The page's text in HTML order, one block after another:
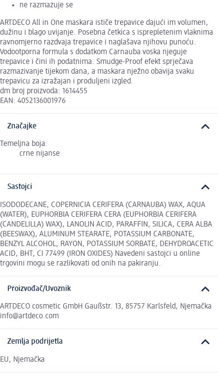
ne razmazuje se
ARTDECO All in One maskara ističe trepavice dajući im volumen,
dužinu i blago uvijanje. Posebna četkica s isprepletenim vlaknima
ravnomjerno razdvaja trepavice i naglašava njihovu punoću.
Vodootporna formula s dodatkom Carnauba voska njeguje
trepavice i čini ih podatnima. Smudge-Proof efekt sprječava
razmazivanje tijekom dana, a maskara nježno obavija svaku
trepavicu za izražajan i produljeni izgled.
dm broj proizvoda: 1614455
EAN: 4052136001976
Značajke
Temeljna boja:
crne nijanse
Sastojci
ISODODECANE, COPERNICIA CERIFERA (CARNAUBA) WAX, AQUA
(WATER), EUPHORBIA CERIFERA CERA (EUPHORBIA CERIFERA
(CANDELILLA) WAX), LANOLIN ACID, PARAFFIN, SILICA, CERA ALBA
(BEESWAX), ALUMINUM STEARATE, POTASSIUM CARBONATE,
BENZYL ALCOHOL, RAYON, POTASSIUM SORBATE, DEHYDROACETIC
ACID, BHT, CI 77499 (IRON OXIDES) Navedeni sastojci u online
trgovini mogu se razlikovati od onih na pakiranju.
Proizvođač/Uvoznik
ARTDECO cosmetic GmbH Gaußstr. 13, 85757 Karlsfeld, Njemačka
info@artdeco.com
Zemlja podrijetla
EU, Njemačka